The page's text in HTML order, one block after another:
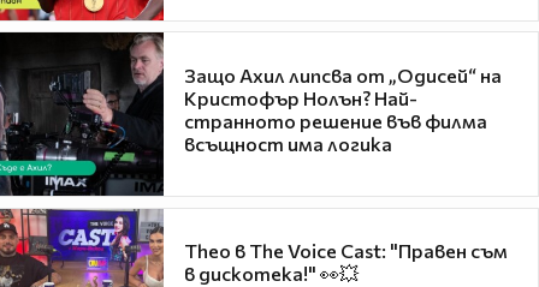
Защо Ахил липсва от „Одисей“ на
Кристофър Нолън? Най-
странното решение във филма
всъщност има логика
Theo в The Voice Cast: "Правен съм
в дискотека!" 👀💥